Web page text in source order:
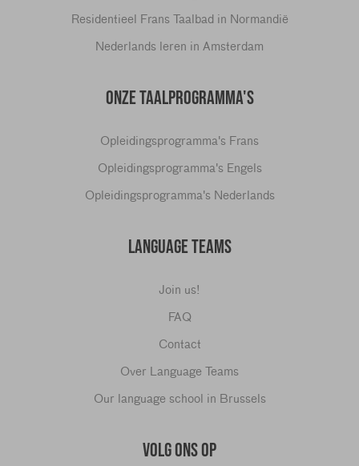
Residentieel Frans Taalbad in Normandië
Nederlands leren in Amsterdam
ONZE TAALPROGRAMMA'S
Opleidingsprogramma's Frans
Opleidingsprogramma's Engels
Opleidingsprogramma's Nederlands
LANGUAGE TEAMS
Join us!
FAQ
Contact
Over Language Teams
Our language school in Brussels
VOLG ONS OP